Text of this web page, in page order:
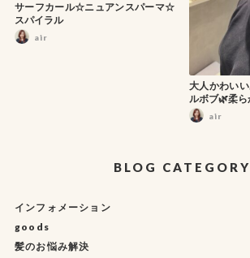
サーフカール☆ニュアンスパーマ☆
スパイラル
air
大人かわい
ルボブ🌿柔
air
BLOG CATEGORY
インフォメーション
goods
髪のお悩み解決